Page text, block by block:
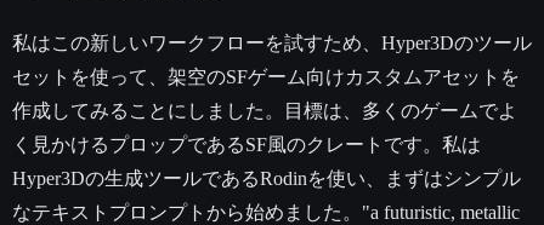
私はこの新しいワークフローを試すため、Hyper3Dのツール
セットを使って、架空のSFゲーム向けカスタムアセットを
作成してみることにしました。目標は、多くのゲームでよ
く見かけるプロップであるSF風のクレートです。私は
Hyper3Dの生成ツールであるRodinを使い、まずはシンプル
なテキストプロンプトから始めました。"a futuristic, metallic